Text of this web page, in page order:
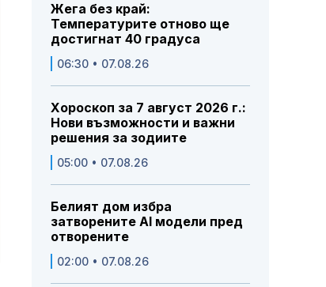
Жега без край:
Температурите отново ще
достигнат 40 градуса
06:30 • 07.08.26
Хороскоп за 7 август 2026 г.:
Нови възможности и важни
решения за зодиите
05:00 • 07.08.26
Белият дом избра
затворените AI модели пред
отворените
02:00 • 07.08.26